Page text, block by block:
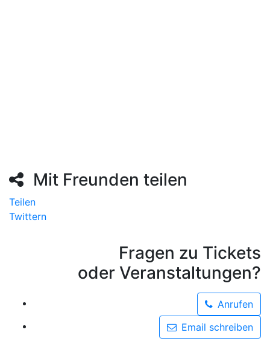
Mit Freunden teilen
Teilen
Twittern
Fragen zu Tickets
oder Veranstaltungen?
Anrufen
Email schreiben